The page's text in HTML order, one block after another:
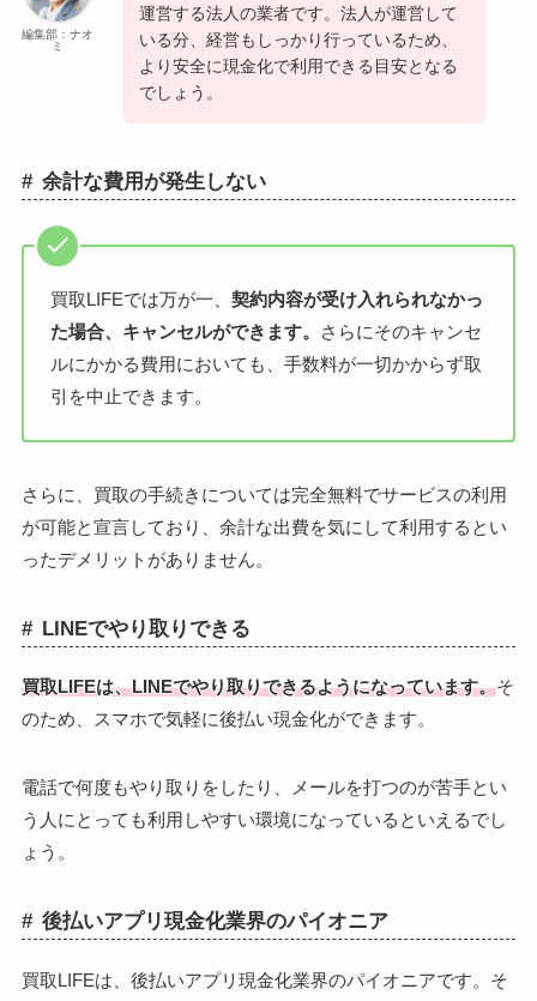
編集部：ナオ
ミ
運営する法人の業者です。法人が運営して
いる分、経営もしっかり行っているため、
より安全に現金化で利用できる目安となる
でしょう。
余計な費用が発生しない
買取LIFEでは万が一、契約内容が受け入れられなかっ
た場合、キャンセルができます。 さらにそのキャンセ
ルにかかる費用においても、手数料が一切かからず取
引を中止できます。
さらに、買取の手続きについては完全無料でサービスの利用
が可能と宣言しており、余計な出費を気にして利用するとい
ったデメリットがありません。
LINEでやり取りできる
買取LIFEは、LINEでやり取りできるようになっています。そ
のため、スマホで気軽に後払い現金化ができます。
電話で何度もやり取りをしたり、メールを打つのが苦手とい
う人にとっても利用しやすい環境になっているといえるでし
ょう。
後払いアプリ現金化業界のパイオニア
買取LIFEは、後払いアプリ現金化業界のパイオニアです。そ